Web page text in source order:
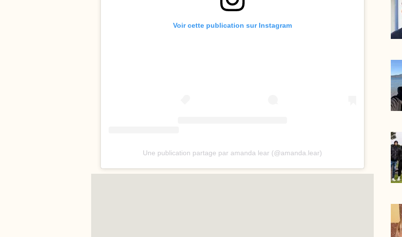
Voir cette publication sur Instagram
Une publication partage par amanda lear (@amanda.lear)